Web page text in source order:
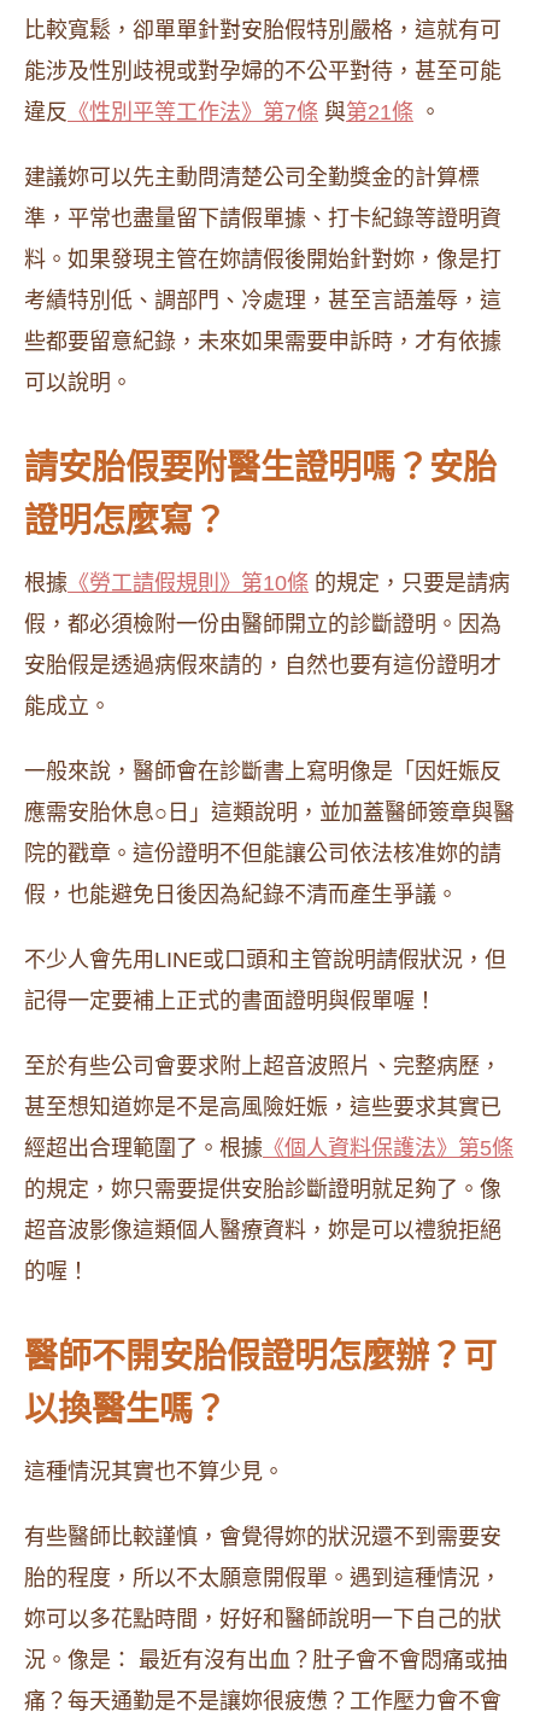
比較寬鬆，卻單單針對安胎假特別嚴格，這就有可
能涉及性別歧視或對孕婦的不公平對待，甚至可能
違反 《性別平等工作法》第7條 與第21條 。
建議妳可以先主動問清楚公司全勤獎金的計算標
準，平常也盡量留下請假單據、打卡紀錄等證明資
料。如果發現主管在妳請假後開始針對妳，像是打
考績特別低、調部門、冷處理，甚至言語羞辱，這
些都要留意紀錄，未來如果需要申訴時，才有依據
可以說明。
請安胎假要附醫生證明嗎？安胎
證明怎麼寫？
根據 《勞工請假規則》第10條 的規定，只要是請病
假，都必須檢附一份由醫師開立的診斷證明。因為
安胎假是透過病假來請的，自然也要有這份證明才
能成立。
一般來說，醫師會在診斷書上寫明像是「因妊娠反
應需安胎休息○日」這類說明，並加蓋醫師簽章與醫
院的戳章。這份證明不但能讓公司依法核准妳的請
假，也能避免日後因為紀錄不清而產生爭議。
不少人會先用LINE或口頭和主管說明請假狀況，但
記得一定要補上正式的書面證明與假單喔！
至於有些公司會要求附上超音波照片、完整病歷，
甚至想知道妳是不是高風險妊娠，這些要求其實已
經超出合理範圍了。根據 《個人資料保護法》第5條
的規定，妳只需要提供安胎診斷證明就足夠了。像
超音波影像這類個人醫療資料，妳是可以禮貌拒絕
的喔！
醫師不開安胎假證明怎麼辦？可
以換醫生嗎？
這種情況其實也不算少見。
有些醫師比較謹慎，會覺得妳的狀況還不到需要安
胎的程度，所以不太願意開假單。遇到這種情況，
妳可以多花點時間，好好和醫師說明一下自己的狀
況。像是： 最近有沒有出血？肚子會不會悶痛或抽
痛？每天通勤是不是讓妳很疲憊？工作壓力會不會